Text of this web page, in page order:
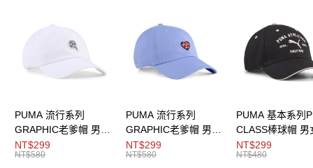
Apple Pay
Google Pay
貨到付款
PUMA 流行系列
GRAPHIC老爹帽 男女
共同
NT$299
NT$580
PUMA 流行系列
GRAPHIC老爹帽 男女
共同
NT$299
NT$580
PUMA 基本系列
CLASS棒球帽 男
同
NT$299
NT$480